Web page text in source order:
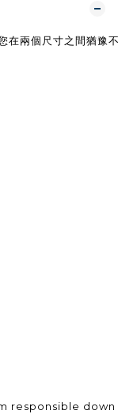
在兩個尺寸之間猶豫不
responsible down